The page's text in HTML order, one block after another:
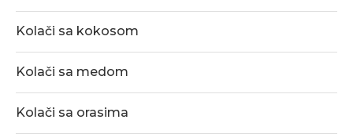
Kolači sa kokosom
Kolači sa medom
Kolači sa orasima